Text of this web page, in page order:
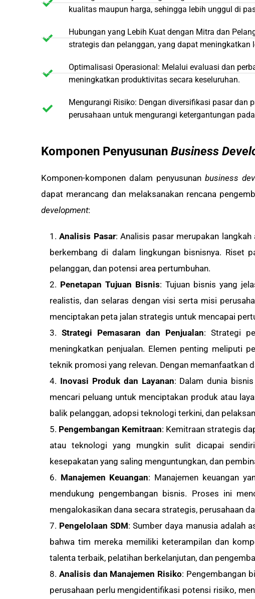
kualitas maupun harga, sehingga lebih unggul di
Hubungan yang Lebih Kuat dengan Mitra dan
strategis dan pelanggan, yang dapat
Optimalisasi Operasional: Melalui evaluasi dan
meningkatkan produktivitas secara keseluruhan.
Mengurangi Risiko: Dengan diversifikasi pasar dan
perusahaan untuk mengurangi ketergantungan
Komponen Penyusunan Business
Komponen-komponen dalam penyusunan business
dapat merancang dan melaksanakan rencana
development:
Analisis Pasar: Analisis pasar merupakan
berkembang di dalam lingkungan bisnisnya. Riset
pelanggan, dan potensi area pertumbuhan.
Penetapan Tujuan Bisnis: Tujuan bisnis yang
realistis, dan selaras dengan visi serta misi
menciptakan peta jalan strategis untuk mencapai
Strategi Pemasaran dan Penjualan: Strategi
meningkatkan penjualan. Elemen penting meliputi
teknik promosi yang relevan. Dengan memanfaatkan
Inovasi Produk dan Layanan: Dalam dunia
mencari peluang untuk menciptakan produk atau
balik pelanggan, adopsi teknologi terkini, dan
Pengembangan Kemitraan: Kemitraan strategis
atau teknologi yang mungkin sulit dicapai
kesepakatan yang saling menguntungkan, dan
Manajemen Keuangan: Manajemen keuangan
mendukung pengembangan bisnis. Proses ini
mengalokasikan dana secara strategis, perusahaan
Pengelolaan SDM: Sumber daya manusia adalah
bahwa tim mereka memiliki keterampilan dan
talenta terbaik, pelatihan berkelanjutan, dan
Analisis dan Manajemen Risiko: Pengembangan
perusahaan perlu mengidentifikasi potensi risiko,